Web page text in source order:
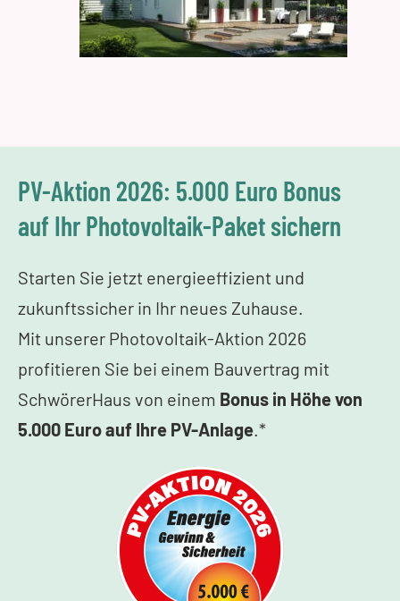
PV-Aktion 2026: 5.000 Euro Bonus
auf Ihr Photovoltaik-Paket sichern
Starten Sie jetzt energieeffizient und
zukunftssicher in Ihr neues Zuhause.
Mit unserer Photovoltaik-Aktion 2026
profitieren Sie bei einem Bauvertrag mit
SchwörerHaus von einem Bonus in Höhe von
5.000 Euro auf Ihre PV-Anlage.*